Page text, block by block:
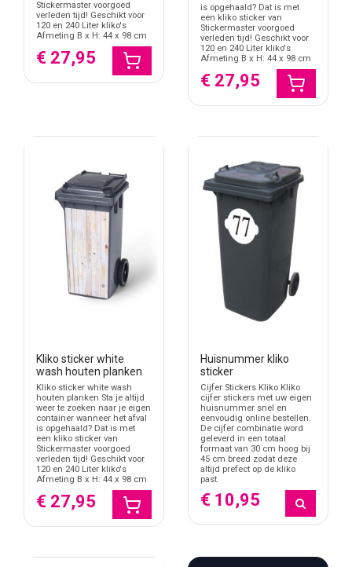
geven de container een andere uitstraling, zonder dat de functie
van de afvalbak verandert.
Afstemmen op andere stickers rond het huis
Rond de voordeur kan het logisch zijn om meerdere stickers op
elkaar af te stemmen. Gebruik klikostickers voor de containers,
voor post en folders, en
colportagestickers
plek een duidelijke sticker met een eigen functie.
Stickermaster voorgoed
verleden tijd! Geschikt voor
120 en 240 Liter kliko's
Afmeting B x H: 44 x 98 cm
€ 27,95
is opgehaald? Dat is met
een kliko sticker van
Stickermaster voorgoed
verleden tijd! Geschikt voor
120 en 240 Liter kliko's
Afmeting B x H: 44 x 98 cm
€ 27,95
Kliko sticker white
wash houten planken
Kliko sticker white wash
houten planken Sta je altijd
weer te zoeken naar je eigen
container wanneer het afval
is opgehaald? Dat is met
een kliko sticker van
Stickermaster voorgoed
verleden tijd! Geschikt voor
120 en 240 Liter kliko's
Afmeting B x H: 44 x 98 cm
€ 27,95
Huisnummer kliko
sticker
Cijfer Stickers Kliko Kliko
cijfer stickers met uw eigen
huisnummer snel en
eenvoudig online bestellen.
De cijfer combinatie word
geleverd in een totaal
formaat van 30 cm hoog bij
45 cm breed zodat deze
altijd prefect op de kliko
past.
€ 10,95